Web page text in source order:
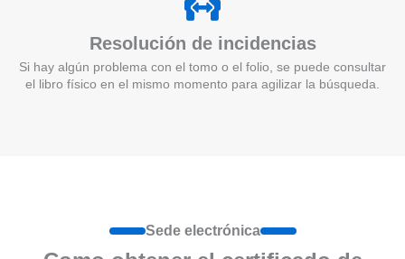
Resolución de incidencias
Si hay algún problema con el tomo o el folio, se puede consultar
el libro físico en el mismo momento para agilizar la búsqueda.
Sede electrónica